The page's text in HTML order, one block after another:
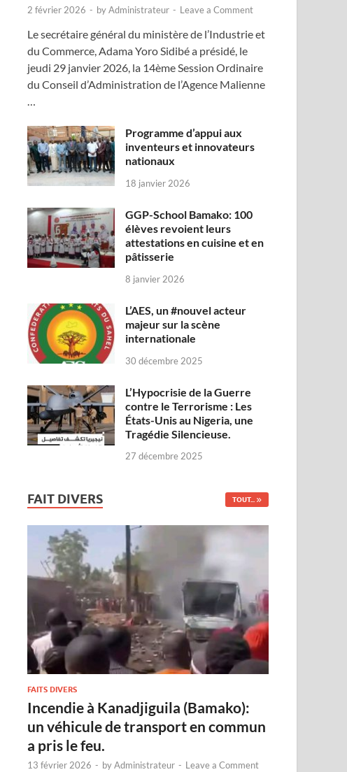
2 février 2026 - byAdministrateur - Leave a Comment
Le secrétaire général du ministère de l’Industrie et
du Commerce, Adama Yoro Sidibé a présidé, le
jeudi 29 janvier 2026, la 14ème Session Ordinaire
du Conseil d’Administration de l’Agence Malienne
…
Programme d’appui aux
inventeurs et innovateurs
nationaux
18 janvier 2026
GGP-School Bamako: 100
élèves revoient leurs
attestations en cuisine et en
pâtisserie
8 janvier 2026
L’AES, un #nouvel acteur
majeur sur la scène
internationale
30 décembre 2025
L’Hypocrisie de la Guerre
contre le Terrorisme : Les
États-Unis au Nigeria, une
Tragédie Silencieuse.
27 décembre 2025
FAIT DIVERS TOUT...
FAITS DIVERS
Incendie à Kanadjiguila (Bamako):
un véhicule de transport en commun
a pris le feu.
13 février 2026 - byAdministrateur - Leave a Comment